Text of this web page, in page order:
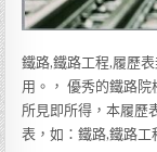
鐵路,鐵路工程,履歷
用。， 優秀的鐵路
所見即所得，本履歷
表，如：鐵路,鐵路工